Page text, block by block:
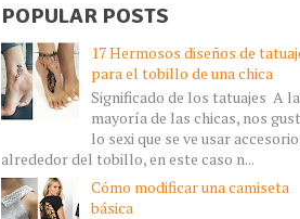
POPULAR POSTS
17 Hermosos diseños de
para el tobillo de una chica
Significado de los tatuajes A la
mayoría de las chicas, nos
lo sexi que se ve usar
alrededor del tobillo, en este caso n...
Cómo modificar una camiseta
básica